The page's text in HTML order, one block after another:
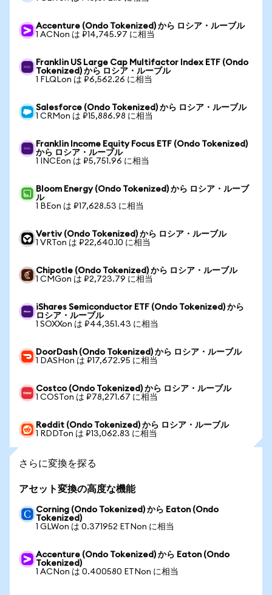
Accenture (Ondo Tokenized) から ロシア・ルーブル
1 ACNon は ₽14,745.97 に相当
Franklin US Large Cap Multifactor Index ETF (Ondo
Tokenized) から ロシア・ルーブル
1 FLQLon は ₽6,562.26 に相当
Salesforce (Ondo Tokenized) から ロシア・ルーブル
1 CRMon は ₽15,886.98 に相当
Franklin Income Equity Focus ETF (Ondo Tokenized)
から ロシア・ルーブル
1 INCEon は ₽5,751.96 に相当
Bloom Energy (Ondo Tokenized) から ロシア・ルーブ
ル
1 BEon は ₽17,628.53 に相当
Vertiv (Ondo Tokenized) から ロシア・ルーブル
1 VRTon は ₽22,640.10 に相当
Chipotle (Ondo Tokenized) から ロシア・ルーブル
1 CMGon は ₽2,723.79 に相当
iShares Semiconductor ETF (Ondo Tokenized) から
ロシア・ルーブル
1 SOXXon は ₽44,351.43 に相当
DoorDash (Ondo Tokenized) から ロシア・ルーブル
1 DASHon は ₽17,672.95 に相当
Costco (Ondo Tokenized) から ロシア・ルーブル
1 COSTon は ₽78,271.67 に相当
Reddit (Ondo Tokenized) から ロシア・ルーブル
1 RDDTon は ₽13,062.83 に相当
さらに変換を探る
アセット変換の高度な機能
Corning (Ondo Tokenized) から Eaton (Ondo
Tokenized)
1 GLWon は 0.371952 ETNon に相当
Accenture (Ondo Tokenized) から Eaton (Ondo
Tokenized)
1 ACNon は 0.400580 ETNon に相当